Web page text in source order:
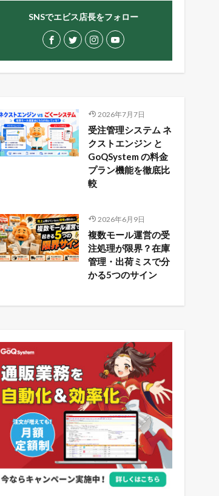
SNSでエビス店長をフォロー
2026年7月7日
受注管理システム ネ
クストエンジン と
GoQSystem の料金
プラン機能を徹底比
較
2026年6月9日
複数モール運営の受
注処理が限界？在庫
管理・出荷ミスで分
かる5つのサイン